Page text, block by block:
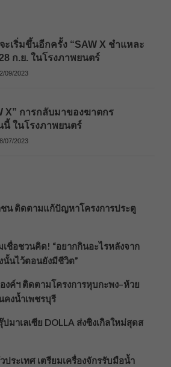
ะเริ่มขึ้นอีกครั้ง “SAW X ชำแหละ
ก.ย. ในโรงภาพยนตร์
09/2023
X” การกลับมาของฆาตกร
นี้ ในโรงภาพยนตร์
07/2023
น ติดตามแก้ปัญหาโครงการประตู
เชื่อชวนคิด! “อยากกินอะไรหลังจาก
นั้นไว้ตอนยังมีชีวิต”
งค์ฯ ติดตามโครงการหุบกะพง–ห้วย
คงน้ำเพชรบุรี
ปมาเลเซีย DOLLA ส่งซิงเกิลใหม่สุดส
ระเทศ เตรียมเครื่องจักรรับมือน้ำ